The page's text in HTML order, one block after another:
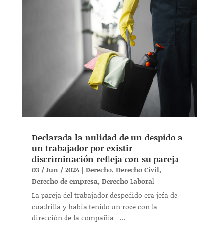
Declarada la nulidad de un despido a
un trabajador por existir
discriminación refleja con su pareja
03 / Jun / 2024| Derecho, Derecho Civil,
Derecho de empresa, Derecho Laboral
La pareja del trabajador despedido era jefa de
cuadrilla y había tenido un roce con la
dirección de la compañía ...